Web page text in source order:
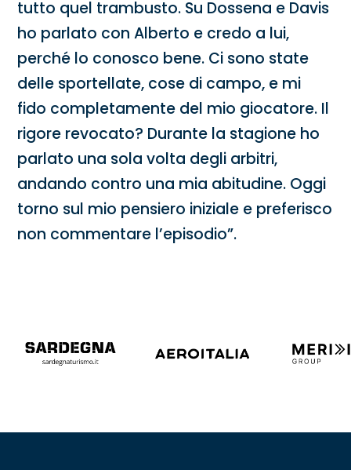
tutto quel trambusto. Su Dossena e Davis
ho parlato con Alberto e credo a lui,
perché lo conosco bene. Ci sono state
delle sportellate, cose di campo, e mi
fido completamente del mio giocatore. Il
rigore revocato? Durante la stagione ho
parlato una sola volta degli arbitri,
andando contro una mia abitudine. Oggi
torno sul mio pensiero iniziale e preferisco
non commentare l’episodio”.